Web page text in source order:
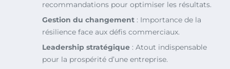
recommandations pour optimiser les résultats.
Gestion du changement : Importance de la
résilience face aux défis commerciaux.
Leadership stratégique : Atout indispensable
pour la prospérité d’une entreprise.